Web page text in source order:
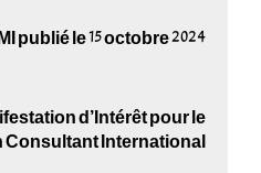
publié le 15 octobre 2024
d’Intérêt pour le
Consultant International